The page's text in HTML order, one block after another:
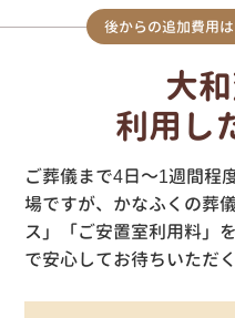
後からの追加費用
大
利用し
ご葬儀まで4日～1週間程
場ですが、かなふくの葬
ス」「ご安置室利用料」
で安心してお待ちいただ